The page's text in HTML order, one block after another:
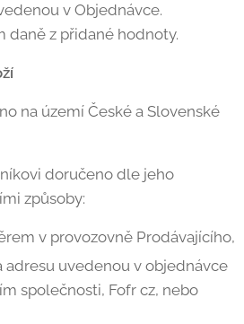
v Objednávce.
daně z přidané hodnoty.
na území České a Slovenské
doručeno dle jeho
způsoby:
v provozovně Prodávajícího,
adresu uvedenou v objednávce
společnosti, Fofr cz, nebo